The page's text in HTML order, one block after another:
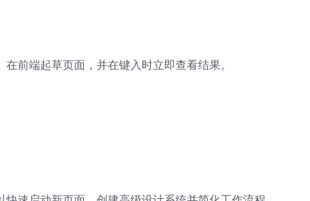
前端起草页面，并在键入时立即查看结果。